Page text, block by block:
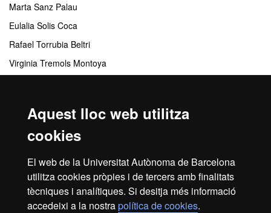
Aquest lloc web utilitza
cookies
El web de la Universitat Autònoma de Barcelona
utilitza cookies pròpies i de tercers amb finalitats
tècniques i analítiques. Si desitja més informació
accedeixi a la nostrapolítica de cookies.
Marta Sanz Palau
Eulalia Solis Coca
Rafael Torrubia Beltri
Virginia Tremols Montoya
Oscar Vilarroya Oliver
Centres responsables
Departament de Psiquiatria i de Medicina Legal